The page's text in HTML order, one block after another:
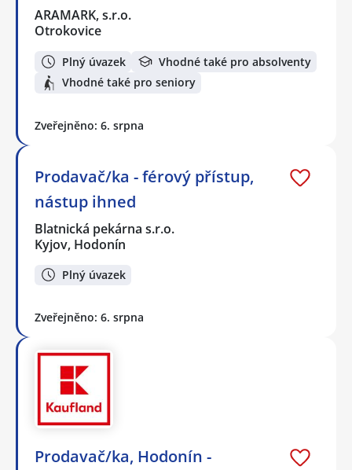
ARAMARK, s.r.o.
Otrokovice
Plný úvazek
Vhodné také pro absolventy
Vhodné také pro seniory
Zveřejněno: 6. srpna
Prodavač/ka - férový přístup,
nástup ihned
Blatnická pekárna s.r.o.
Kyjov, Hodonín
Plný úvazek
Zveřejněno: 6. srpna
Prodavač/ka, Hodonín -